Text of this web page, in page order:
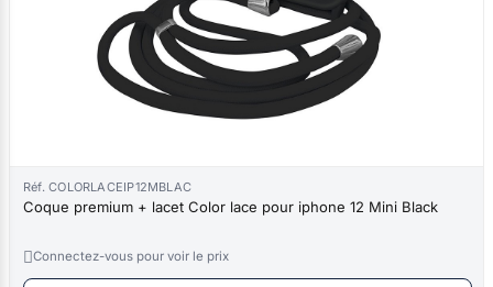
Réf. COLORLACEIP12MBLAC
Coque premium + lacet Color lace pour iphone 12 Mini Black
Connectez-vous pour voir le prix